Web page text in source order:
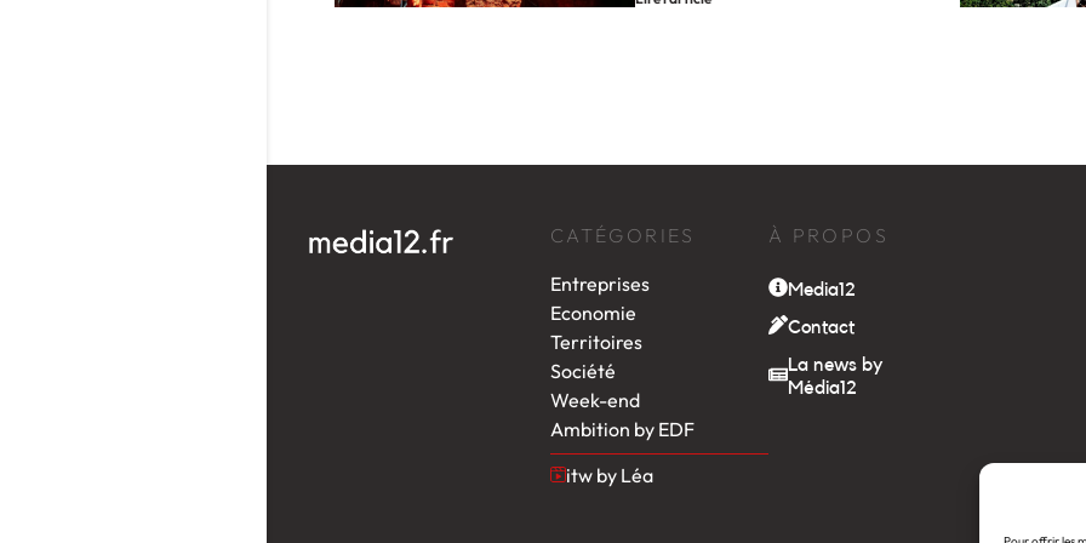
CATÉGORIES
Entreprises
Economie
Territoires
Société
Week-end
Ambition by EDF
itw by Léa
À PROPOS
Media12
Contact
La news by
Média12